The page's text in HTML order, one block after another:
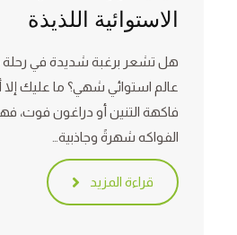
الاستوائية اللذيذة
هل تشعر برغبة شديدة في رحلة
عالم استوائي شهي؟ ما عليك إلا
فاكهة التنين أو دراغون فوت،
الفواكه شهرةً وجاذبية…
قراءة المزيد